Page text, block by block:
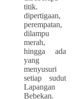
titik.
dipertigaan,
perempatan,
dilampu
merah,
hingga ada
yang
menyusuri
setiap sudut
Lapangan
Bebekan.